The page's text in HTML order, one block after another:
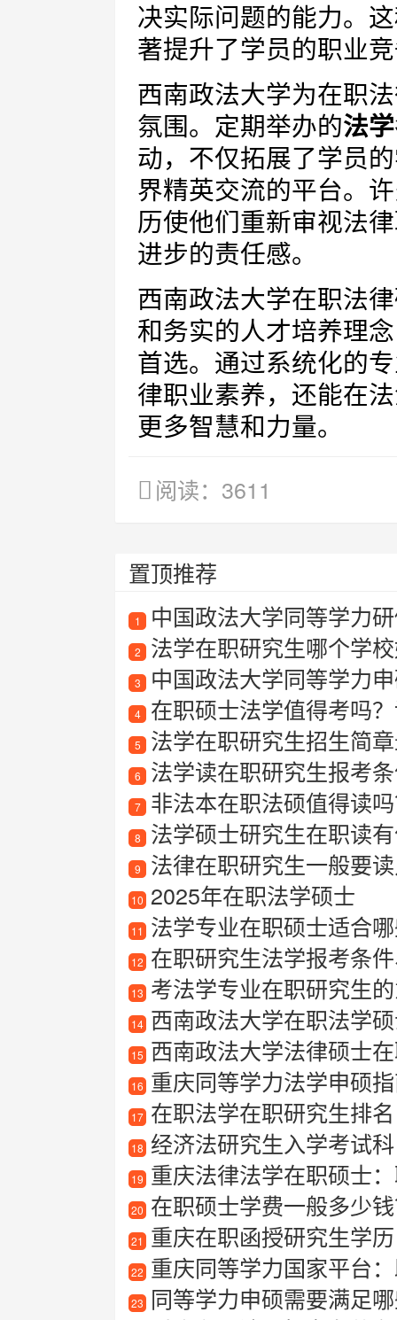
决实际问题的能力。
著提升了学员的职业
西南政法大学为在职
氛围。定期举办的法
动，不仅拓展了学员
界精英交流的平台。
历使他们重新审视法
进步的责任感。
西南政法大学在职法
和务实的人才培养理
首选。通过系统化的
律职业素养，还能在
更多智慧和力量。
阅读：3611
置顶推荐
1 中国政法大学同等学力
2 法学在职研究生哪个学
3 中国政法大学同等学力
4 在职硕士法学值得考吗？
5 法学在职研究生招生简章最
6 法学读在职研究生报考
7 非法本在职法硕值得读
8 法学硕士研究生在职读
9 法律在职研究生一般要
10 2025年在职法学硕士
11 法学专业在职硕士适合哪些
12 在职研究生法学报考条
13 考法学专业在职研究生
14 西南政法大学在职法学
15 西南政法大学法律硕士
16 重庆同等学力法学申硕指南
17 在职法学在职研究生排名
18 经济法研究生入学考试
19 重庆法律法学在职硕士
20 在职硕士学费一般多少
21 重庆在职函授研究生学历
22 重庆同等学力国家平台
23
同等学力申硕需要满足